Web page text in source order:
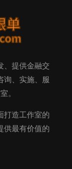
、提供金融交
询、实施、服
。
打造工作室的
供最有价值的